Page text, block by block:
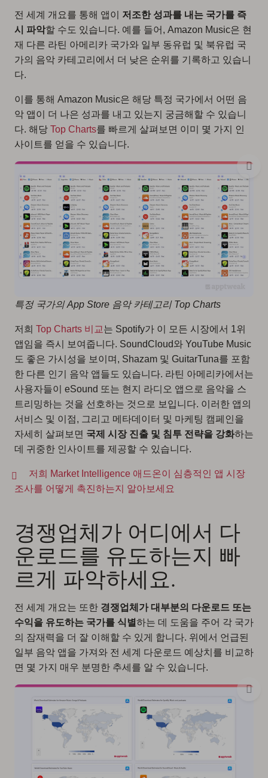
전 세계 개요를 통해 앱이 저조한 성과를 내는 국가를 즉
시 파악할 수도 있습니다. 예를 들어, Amazon Music은 현
재 다른 라틴 아메리카 국가와 일부 동유럽 및 북유럽 국
가의 음악 카테고리에서 더 낮은 순위를 기록하고 있습니
다.
이를 통해 Amazon Music은 해당 특정 국가에서 어떤 음
악 앱이 더 나은 성과를 내고 있는지 궁금해할 수 있습니
다. 해당 Top Charts를 빠르게 살펴보면 이미 몇 가지 인
사이트를 얻을 수 있습니다.
특정 국가의 App Store 음악 카테고리 Top Charts
저희 Top Charts 비교는 Spotify가 이 모든 시장에서 1위
앱임을 즉시 보여줍니다. SoundCloud와 YouTube Music
도 좋은 가시성을 보이며, Shazam 및 GuitarTuna를 포함
한 다른 인기 음악 앱들도 있습니다. 라틴 아메리카에서는
사용자들이 eSound 또는 현지 라디오 앱으로 음악을 스
트리밍하는 것을 선호하는 것으로 보입니다. 이러한 앱의
서비스 및 이점, 그리고 메타데이터 및 마케팅 캠페인을
자세히 살펴보면 국제 시장 진출 및 침투 전략을 강화하는
데 귀중한 인사이트를 제공할 수 있습니다.
저희 Market Intelligence 애드온이 심층적인 앱 시장
조사를 어떻게 촉진하는지 알아보세요
경쟁업체가 어디에서 다
운로드를 유도하는지 빠
르게 파악하세요.
전 세계 개요는 또한 경쟁업체가 대부분의 다운로드 또는
수익을 유도하는 국가를 식별하는 데 도움을 주어 각 국가
의 잠재력을 더 잘 이해할 수 있게 합니다. 위에서 언급된
일부 음악 앱을 가져와 전 세계 다운로드 예상치를 비교하
면 몇 가지 매우 분명한 추세를 알 수 있습니다.